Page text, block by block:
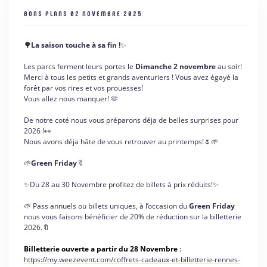
BONS PLANS 02 NOVEMBRE 2025
🌳La saison touche à sa fin !✨
Les parcs ferment leurs portes le Dimanche 2 novembreau soir!
Merci à tous les petits et grands aventuriers ! Vous avez égayé la
forêt par vos rires et vos prouesses!
Vous allez nous manquer! 🫶
De notre coté nous vous préparons déja de belles surprises pour
2026 !👀
Nous avons déja hâte de vous retrouver au printemps!🌷🌱
🌱Green Friday🔖
✨Du 28 au 30 Novembre profitez de billets à prix réduits!✨
🌱 Pass annuels ou billets uniques, à l’occasion duGreen Friday
nous vous faisons bénéficier de 20% de réduction sur la billetterie
2026.🔖
Billetterie ouverte a partir du 28 Novembre :
https://my.weezevent.com/coffrets-cadeaux-et-billetterie-rennes-